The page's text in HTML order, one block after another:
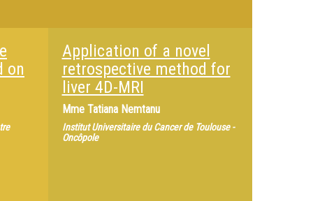
on
Application of a novel
retrospective method for
liver 4D-MRI
Mme Tatiana Nemtanu
Institut Universitaire du Cancer de Toulouse -
Oncôpole